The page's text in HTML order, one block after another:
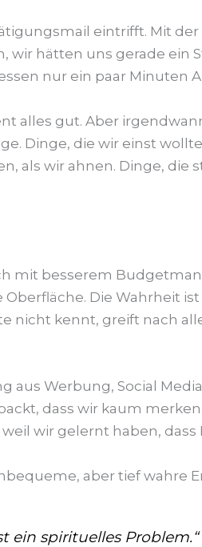
eintrifft. Mit
wir hätten uns gerade ein
nur ein paar Minuten
alles gut. Aber
Dinge, die wir einst
wir ahnen. Dinge, die
mit besserem
Die Wahrheit
nicht kennt, greift nach
Werbung, Social
dass wir kaum
wir gelernt haben, dass
aber tief wahre
ein spirituelles Problem.“